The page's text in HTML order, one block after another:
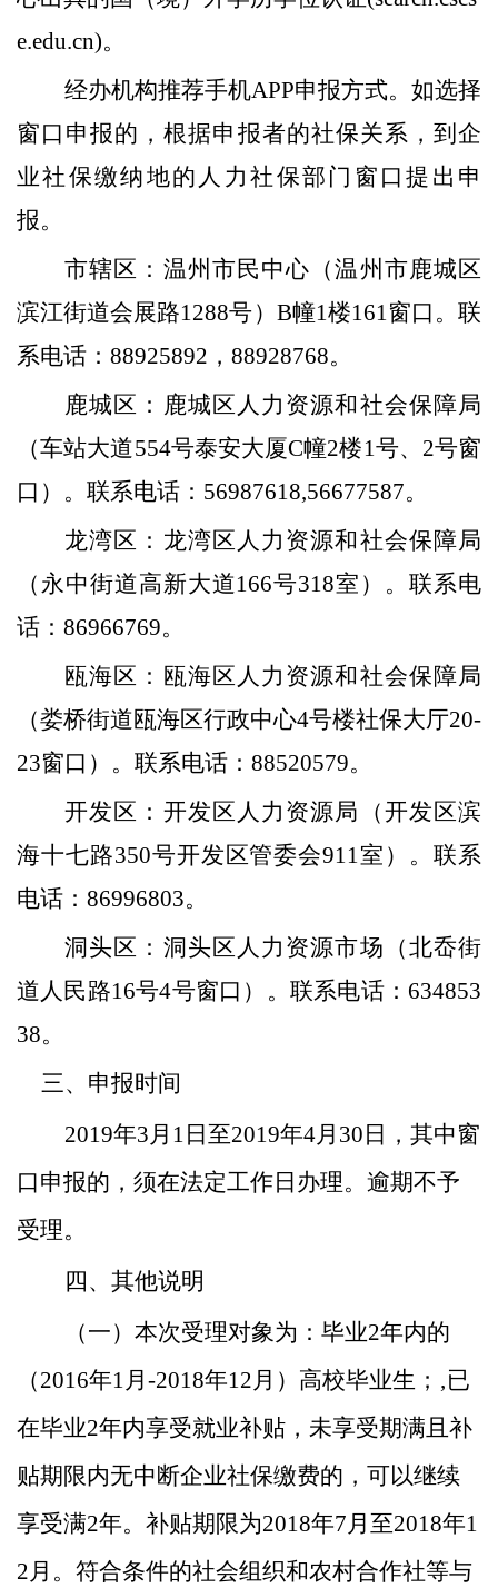
e.edu.cn)。
经办机构推荐手机APP申报方式。如选择
窗口申报的，根据申报者的社保关系，到企
业社保缴纳地的人力社保部门 窗口提出 申
报。
市辖区 ： 温州市民中心（温州市鹿城区
滨江街道会展路1288号）B幢1楼161窗口 。联
系电话： 88925892，88928768。
鹿城区：鹿城区人力资源和社会保障局
（车站大道554号泰安大厦C幢2楼1号、 2号窗
口）。 联系电话： 56987618,56677587。
龙湾区：龙湾区人力资源和社会保障局
（永中街道高新大道166号318室）。联系电
话： 86966769。
瓯海区：瓯海区人力资源和社会保障局
（娄桥街道瓯海区行政中心4号楼社保大厅20-
23窗口 ）。 联系电话： 88520579。
开发区：开发区人力资源局（开发区滨
海十七路350号开发区管委会911室）。联系
电话： 86996803。
洞头区：洞头区人力资源市场（北岙街
道人民路16号4号窗口 ） 。 联系电话： 634853
38。
三、申报时间
2019年3月1日至2019年4月30日，其中窗
口申报的，须在法定工作日 办理。逾期不予
受理。
四、其他说明
（一）本次受理对象为 ： 毕业2年内的
（2016年1月 -2018年12月 ）高校毕业生 ； ‚已
在毕业2年内享受就业补贴，未享受期满且补
贴期限内无中断企业社保缴费的，可以继续
享受满2年。 补贴期限为2018年7月至2018年1
2月 。符合条件的社会组织和农村合作社等与